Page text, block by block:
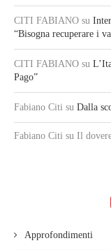
CITI FABIANO su
“Bisogna recuperare i
CITI FABIANO su
Pago”
Fabiano Citi su Dalla
Fabiano Citi su Il
Approfondimenti